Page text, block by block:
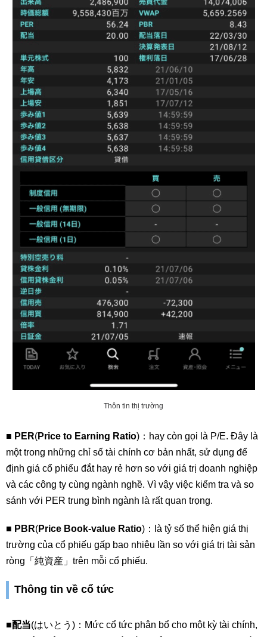
Thôn tin thị trường
■ PER(Price to Earning Ratio)：hay còn gọi là P/E. Đây là
một trong những chỉ số tài chính cơ bản nhất, sử dụng để
định giá cổ phiếu đắt hay rẻ hơn so với giá trị doanh nghiệp
và các công ty cùng ngành nghề. Vì vậy việc kiểm tra và so
sánh với PER trung bình ngành là rất quan trọng.
■ PBR(Price Book-value Ratio)：là tỷ số thể hiện giá thị
trường của cổ phiếu gấp bao nhiêu lần so với giá trị tài sản
ròng「純資産」trên mỗi cổ phiếu.
Thông tin về cổ tức
■配当(はいとう)：Mức cổ tức phân bổ cho một kỳ tài chính,